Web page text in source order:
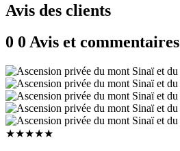
Avis des clients
0 0 Avis et commentaires
★★★★★